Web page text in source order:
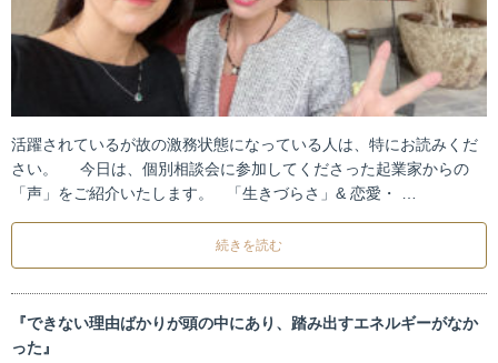
活躍されているが故の激務状態になっている人は、特にお読みくだ
さい。 今日は、個別相談会に参加してくださった起業家からの
「声」をご紹介いたします。 「生きづらさ」& 恋愛・ …
続きを読む
『できない理由ばかりが頭の中にあり、踏み出すエネルギーがなか
った』